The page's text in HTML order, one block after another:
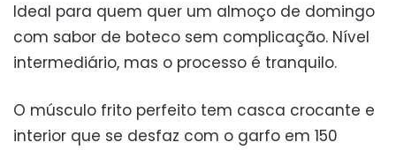
Ideal para quem quer um almoço de domingo
com sabor de boteco sem complicação. Nível
intermediário, mas o processo é tranquilo.
O músculo frito perfeito tem casca crocante e
interior que se desfaz com o garfo em 150